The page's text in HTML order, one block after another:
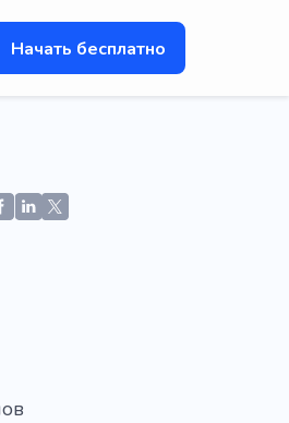
Начать бесплатно